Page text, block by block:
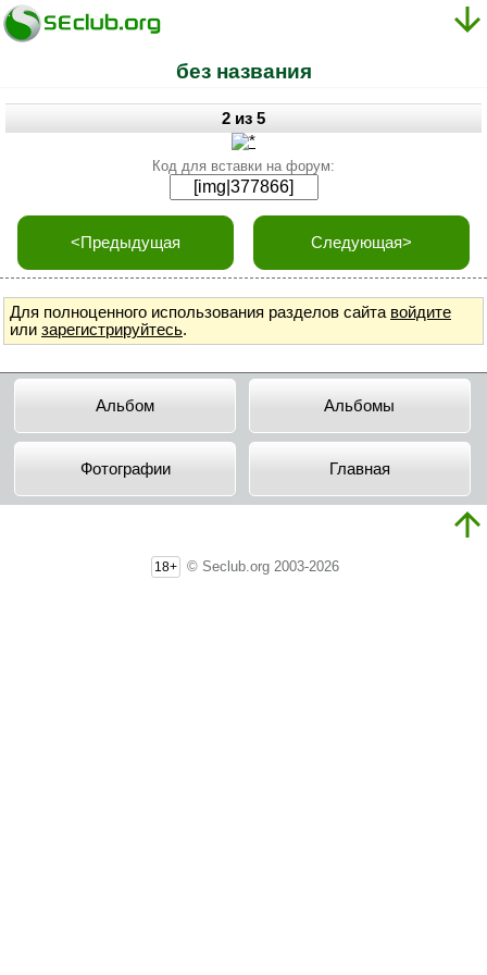
без названия
2 из 5
Код для вставки на форум:
<Предыдущая Следующая>
Для полноценного использования разделов сайта войдите
или зарегистрируйтесь.
Альбом Альбомы
Фотографии Главная
18+ © Seclub.org 2003-2026